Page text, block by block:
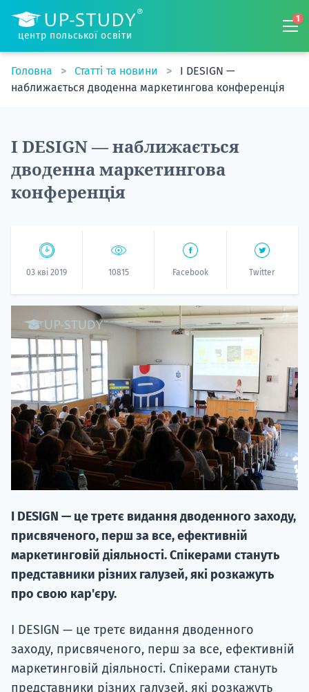
центр польської освіти
1
Головна Статті та новини
I DESIGN —
наближається дводенна маркетингова конференція
I DESIGN — наближається
дводенна маркетингова
конференція
03 кві 2019 10815 Facebook Twitter
I DESIGN — це третє видання дводенного заходу,
присвяченого, перш за все, ефективній
маркетинговій діяльності. Спікерами стануть
представники різних галузей, які розкажуть
про свою кар'єру.
I DESIGN — це третє видання дводенного
заходу, присвяченого, перш за все, ефективній
маркетинговій діяльності. Спікерами стануть
представники різних галузей, які розкажуть
НАБІР
вступ на